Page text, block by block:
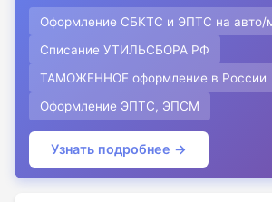
Оформление СБКТС и ЭПТС на авто/
Списание УТИЛЬСБОРА РФ
ТАМОЖЕННОЕ оформление в России
Оформление ЭПТС, ЭПСМ
Узнать подробнее →